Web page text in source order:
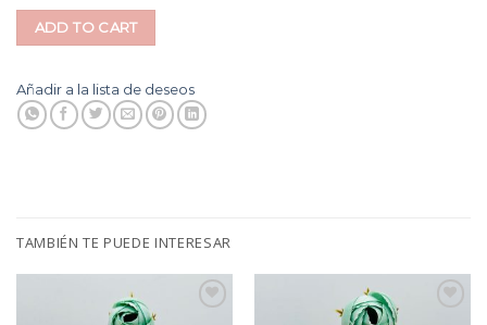
ADD TO CART
Añadir a la lista de deseos
TAMBIÉN TE PUEDE INTERESAR